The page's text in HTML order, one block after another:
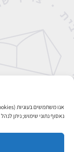
נאסוף נתוני שימוש; ניתן
אבן